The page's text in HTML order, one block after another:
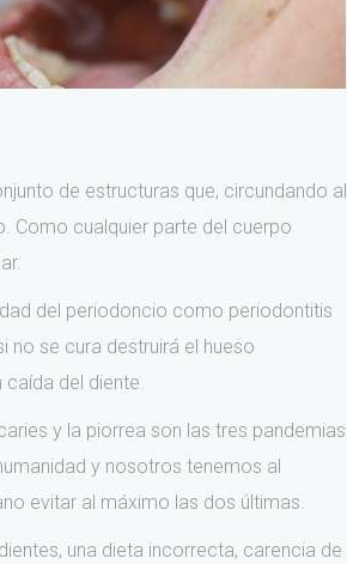
de estructuras que, circundando al
Como cualquier parte del cuerpo
del periodoncio como periodontitis
no se cura destruirá el hueso
del diente.
y la piorrea son las tres pandemias
y nosotros tenemos al
evitar al máximo las dos últimas.
una dieta incorrecta, carencia de